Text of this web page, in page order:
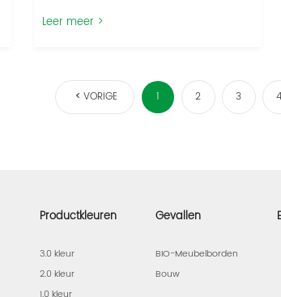
Leer meer >
VORIGE 1 2 3 4
Productkleuren
3.0 kleur
2.0 kleur
Gevallen
BIO-Meubelborden
Bouw